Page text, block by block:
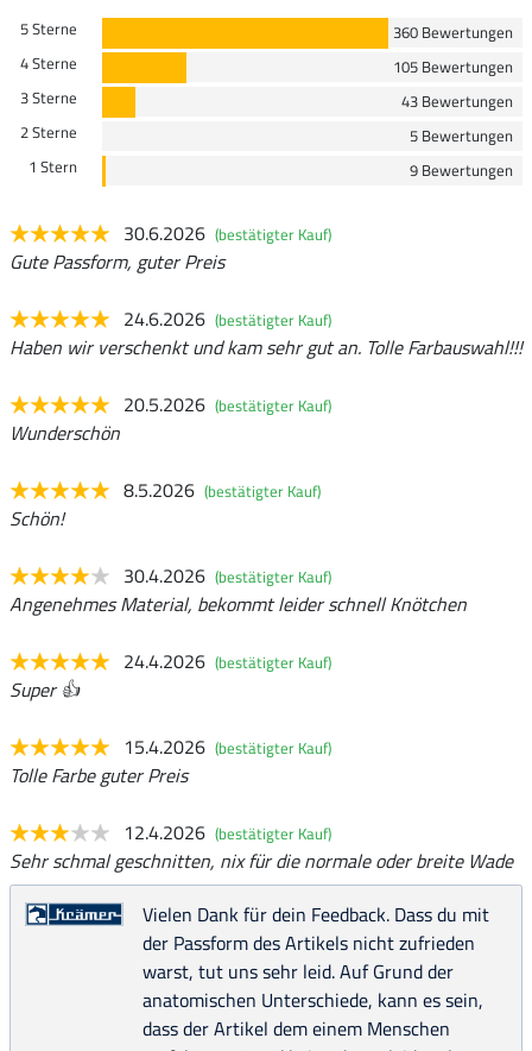
5 Sterne
360 Bewertungen
4 Sterne
105 Bewertungen
3 Sterne
43 Bewertungen
2 Sterne
5 Bewertungen
1 Stern
9 Bewertungen
30.6.2026 (bestätigter Kauf)
Gute Passform, guter Preis
24.6.2026 (bestätigter Kauf)
Haben wir verschenkt und kam sehr gut an. Tolle Farbauswahl!!!
20.5.2026 (bestätigter Kauf)
Wunderschön
8.5.2026 (bestätigter Kauf)
Schön!
30.4.2026 (bestätigter Kauf)
Angenehmes Material, bekommt leider schnell Knötchen
24.4.2026 (bestätigter Kauf)
Super 👍
15.4.2026 (bestätigter Kauf)
Tolle Farbe guter Preis
12.4.2026 (bestätigter Kauf)
Sehr schmal geschnitten, nix für die normale oder breite Wade
Vielen Dank für dein Feedback. Dass du mit
der Passform des Artikels nicht zufrieden
warst, tut uns sehr leid. Auf Grund der
anatomischen Unterschiede, kann es sein,
dass der Artikel dem einem Menschen